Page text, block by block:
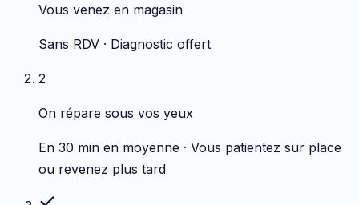
Vous venez en magasin
Sans RDV · Diagnostic offert
2
On répare sous vos yeux
En 30 min en moyenne · Vous patientez sur place
ou revenez plus tard